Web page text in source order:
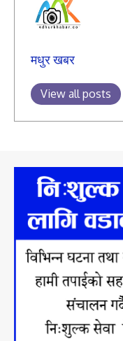
मधुर खबर
View all posts